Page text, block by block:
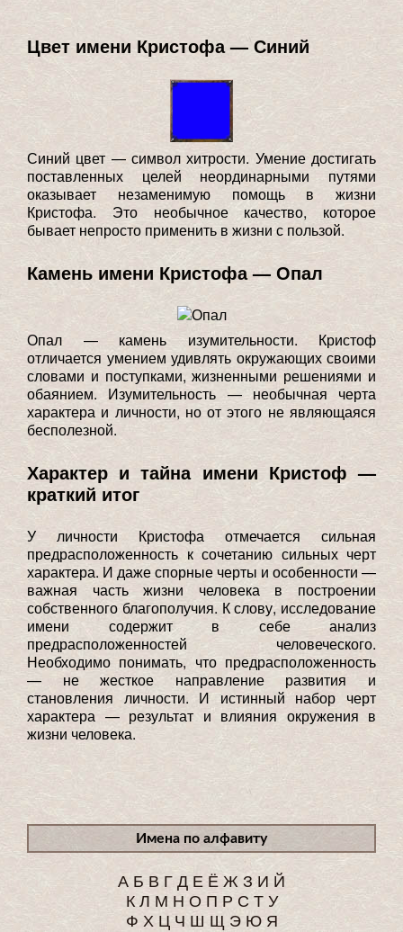
Цвет имени Кристофа — Синий
Синий цвет — символ хитрости. Умение достигать
поставленных целей неординарными путями
оказывает незаменимую помощь в жизни
Кристофа. Это необычное качество, которое
бывает непросто применить в жизни с пользой.
Камень имени Кристофа — Опал
Опал — камень изумительности. Кристоф
отличается умением удивлять окружающих своими
словами и поступками, жизненными решениями и
обаянием. Изумительность — необычная черта
характера и личности, но от этого не являющаяся
бесполезной.
Характер и тайна имени Кристоф —
краткий итог
У личности Кристофа отмечается сильная
предрасположенность к сочетанию сильных черт
характера. И даже спорные черты и особенности —
важная часть жизни человека в построении
собственного благополучия. К слову, исследование
имени содержит в себе анализ
предрасположенностей человеческого.
Необходимо понимать, что предрасположенность
— не жесткое направление развития и
становления личности. И истинный набор черт
характера — результат и влияния окружения в
жизни человека.
Имена по алфавиту
А Б В ГД Е ЁЖ З И Й
К Л М Н О П Р С Т У
Ф Х Ц Ч Ш Щ Э Ю Я